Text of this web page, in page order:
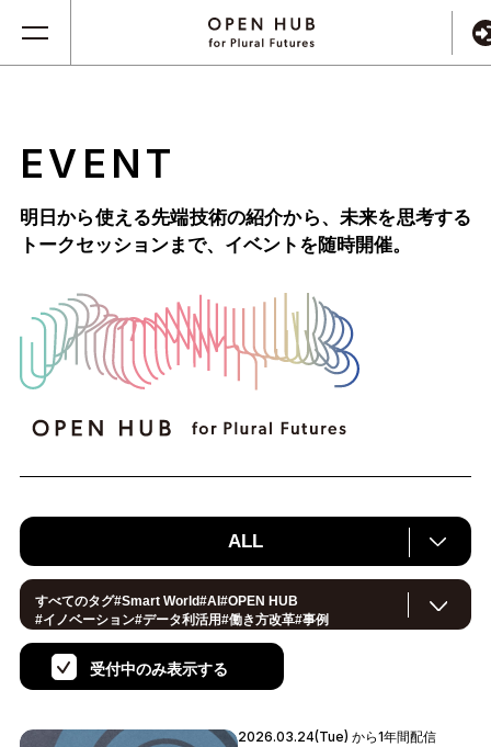
EVENT
明日から使える先端技術の紹介から、未来を思考する
トークセッションまで、 イベントを随時開催。
ALL
すべてのタグ#Smart World#AI#OPEN HUB
#イノベーション#データ利活用#働き方改革#事例
環境・エネルギー IoT#
スマートシティ
地方創生#製造#小売・流通# ロボティクス
#デジタルツイン#5G#スマートファクトリー
スマートインダストリー 音声 #教育#公共
受付中のみ表示する
2026.03.24(Tue) から1年間配信